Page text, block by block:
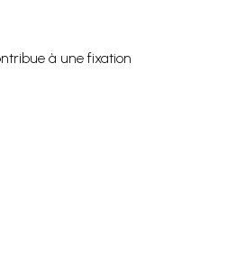
à une fixation